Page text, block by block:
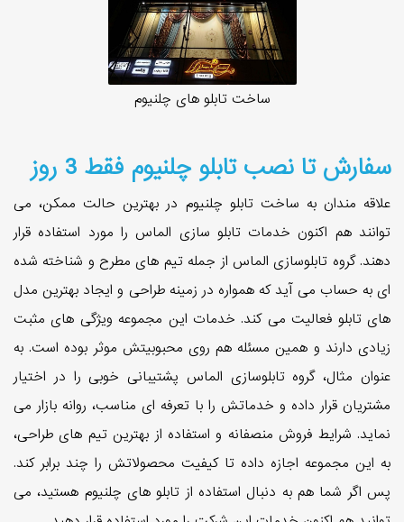
ساخت تابلو های چلنیوم
سفارش تا نصب تابلو چلنیوم فقط 3 روز
علاقه مندان به ساخت تابلو چلنیوم در بهترین حالت ممکن، می
توانند هم اکنون خدمات تابلو سازی الماس را مورد استفاده قرار
دهند. گروه تابلوسازی الماس از جمله تیم های مطرح و شناخته شده
ای به حساب می آید که همواره در زمینه طراحی و ایجاد بهترین مدل
های تابلو فعالیت می کند. خدمات این مجموعه ویژگی های مثبت
زیادی دارند و همین مسئله هم روی محبوبیتش موثر بوده است. به
عنوان مثال، گروه تابلوسازی الماس پشتیبانی خوبی را در اختیار
مشتریان قرار داده و خدماتش را با تعرفه ای مناسب، روانه بازار می
نماید. شرایط فروش منصفانه و استفاده از بهترین تیم های طراحی،
به این مجموعه اجازه داده تا کیفیت محصولاتش را چند برابر کند.
پس اگر شما هم به دنبال استفاده از تابلو های چلنیوم هستید، می